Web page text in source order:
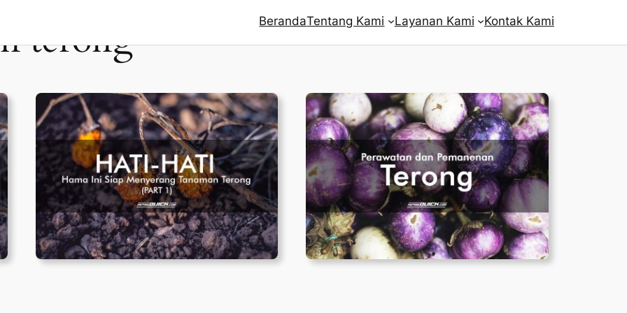
BerandaTentang Kami Layanan Kami Kontak Kami
terong